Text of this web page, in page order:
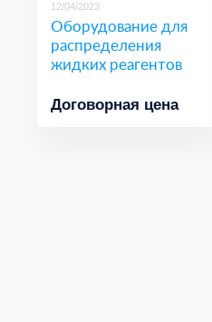
12/04/2023
Оборудование для
распределения
жидких реагентов
Договорная цена